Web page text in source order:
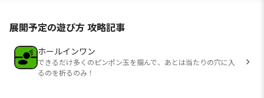
展開予定の遊び方 攻略記事
ホールインワン
できるだけ多くのピンポン玉を掴んで、あとは当たりの穴に入
るのを祈るのみ！